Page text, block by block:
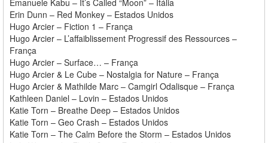
Emanuele Kabu – It’s Called “Moon” – Itália
Erin Dunn – Red Monkey – Estados Unidos
Hugo Arcier – Fiction 1 – França
Hugo Arcier – L’affaiblissement Progressif des Ressources –
França
Hugo Arcier – Surface… – França
Hugo Arcier & Le Cube – Nostalgia for Nature – França
Hugo Arcier & Mathilde Marc – Camgirl Odalisque – França
Kathleen Daniel – Lovin – Estados Unidos
Katie Torn – Breathe Deep – Estados Unidos
Katie Torn – Geo Crash – Estados Unidos
Katie Torn – The Calm Before the Storm – Estados Unidos